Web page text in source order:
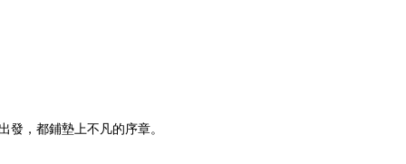
，都鋪墊上不凡的序章。